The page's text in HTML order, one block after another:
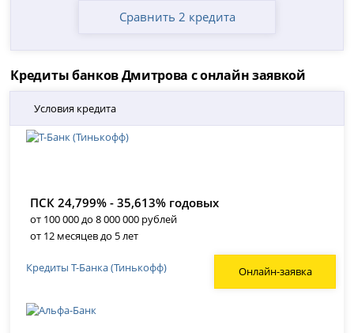
Сравнить 2 кредита
Кредиты банков Дмитрова с онлайн заявкой
Условия кредита
ПСК 24,799% - 35,613% годовых
от 100 000 до 8 000 000 рублей
от 12 месяцев до 5 лет
Онлайн-заявка
Кредиты Т-Банка (Тинькофф)